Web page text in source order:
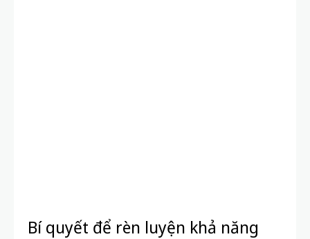
Bí quyết để rèn luyện khả năng